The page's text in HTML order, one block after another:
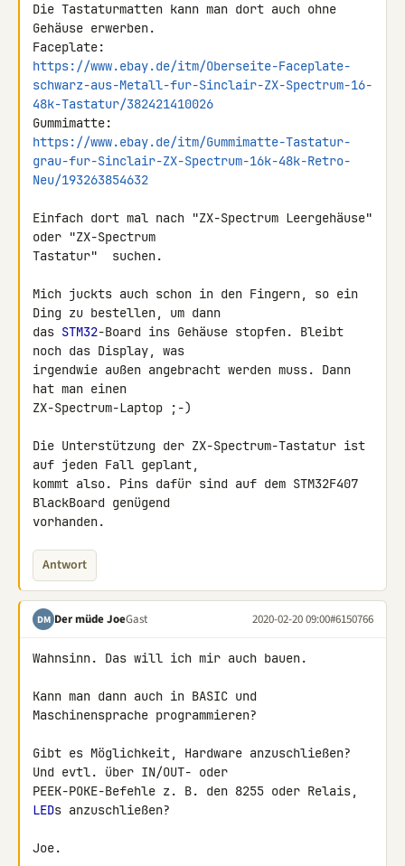
Die Tastaturmatten kann man dort auch ohne
Gehäuse erwerben.
https://www.ebay.de/itm/Oberseite-Faceplate-
schwarz-aus-Metall-fur-Sinclair-ZX-Spectrum-16-
48k-Tastatur/382421410026
https://www.ebay.de/itm/Gummimatte-Tastatur-
grau-fur-Sinclair-ZX-Spectrum-16k-48k-Retro-
Neu/193263854632
Einfach dort mal nach "ZX-Spectrum Leergehäuse"
oder "ZX-Spectrum
Tastatur"  suchen.
Mich juckts auch schon in den Fingern, so ein
Ding zu bestellen, um dann
das STM32-Board ins Gehäuse stopfen. Bleibt
noch das Display, was
irgendwie außen angebracht werden muss. Dann
hat man einen
ZX-Spectrum-Laptop ;-)
Die Unterstützung der ZX-Spectrum-Tastatur ist
auf jeden Fall geplant,
kommt also. Pins dafür sind auf dem STM32F407
BlackBoard genügend
vorhanden.
Antwort
DM Der müde JoeGast 2020-02-20 09:00#6150766
Wahnsinn. Das will ich mir auch bauen.
Kann man dann auch in BASIC und
Maschinensprache programmieren?
Gibt es Möglichkeit, Hardware anzuschließen?
Und evtl. über IN/OUT- oder
LEDs anzuschließen?
Joe.